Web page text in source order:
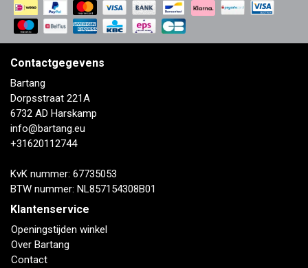
Contactgegevens
Bartang
Dorpsstraat 221A
6732 AD Harskamp
info@bartang.eu
+31620112744
KvK nummer: 67735053
BTW nummer: NL857154308B01
Klantenservice
Openingstijden winkel
Over Bartang
Contact